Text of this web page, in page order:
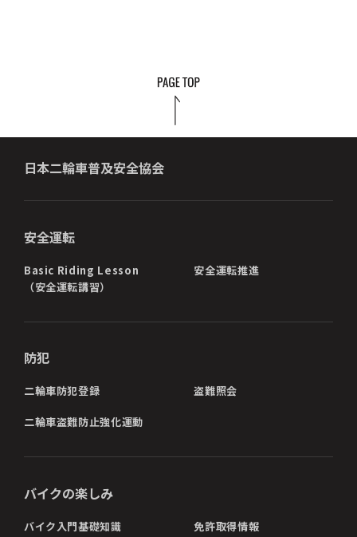
日本二輪車普及安全協会
安全運転
Basic Riding Lesson
（安全運転講習）
安全運転推進
防犯
二輪車防犯登録 盗難照会
二輪車盗難防止強化運動
バイクの楽しみ
バイク入門基礎知識 免許取得情報